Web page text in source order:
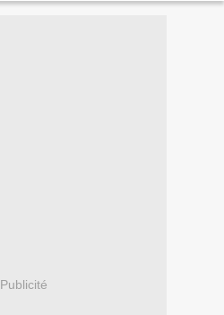
Publicité